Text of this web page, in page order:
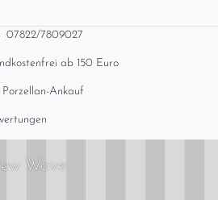
07822/7809027
ab 150 Euro
Porzellan-Ankauf
Wave